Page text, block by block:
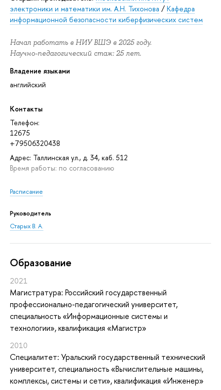
электроники и математики им. А.Н. Тихонова / Кафедра
информационной безопасности киберфизических систем
Начал работать в НИУ ВШЭ в 2025 году.
Научно-педагогический стаж: 25 лет.
Владение языками
английский
Контакты
Телефон:
12675
+79506320438
Адрес: Таллинская ул., д. 34, каб. 512
Время работы: по согласованию
Расписание
Руководитель
Старых В. А.
Oбразование
2021
Магистратура: Российский государственный
профессионально-педагогический университет,
специальность «Информационные системы и
технологии», квалификация «Магистр»
2010
Специалитет: Уральский государственный технический
университет, специальность «Вычислительные машины,
комплексы, системы и сети», квалификация «Инженер»